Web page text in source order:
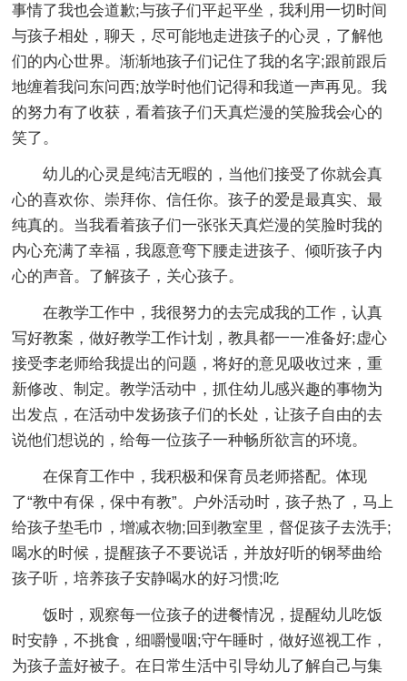
事情了我也会道歉;与孩子们平起平坐，我利用一切时间
与孩子相处，聊天，尽可能地走进孩子的心灵，了解他
们的内心世界。渐渐地孩子们记住了我的名字;跟前跟后
地缠着我问东问西;放学时他们记得和我道一声再见。我
的努力有了收获，看着孩子们天真烂漫的笑脸我会心的
笑了。
幼儿的心灵是纯洁无暇的，当他们接受了你就会真
心的喜欢你、崇拜你、信任你。孩子的爱是最真实、最
纯真的。当我看着孩子们一张张天真烂漫的笑脸时我的
内心充满了幸福，我愿意弯下腰走进孩子、倾听孩子内
心的声音。了解孩子，关心孩子。
在教学工作中，我很努力的去完成我的工作，认真
写好教案，做好教学工作计划，教具都一一准备好;虚心
接受李老师给我提出的问题，将好的意见吸收过来，重
新修改、制定。教学活动中，抓住幼儿感兴趣的事物为
出发点，在活动中发扬孩子们的长处，让孩子自由的去
说他们想说的，给每一位孩子一种畅所欲言的环境。
在保育工作中，我积极和保育员老师搭配。体现
了“教中有保，保中有教”。户外活动时，孩子热了，马上
给孩子垫毛巾，增减衣物;回到教室里，督促孩子去洗手;
喝水的时候，提醒孩子不要说话，并放好听的钢琴曲给
孩子听，培养孩子安静喝水的好习惯;吃
饭时，观察每一位孩子的进餐情况，提醒幼儿吃饭
时安静，不挑食，细嚼慢咽;守午睡时，做好巡视工作，
为孩子盖好被子。在日常生活中引导幼儿了解自己与集